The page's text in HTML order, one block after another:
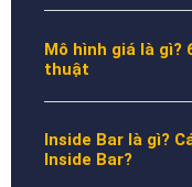
Mô hình giá là gì?
thuật
Inside Bar là gì?
Inside Bar?